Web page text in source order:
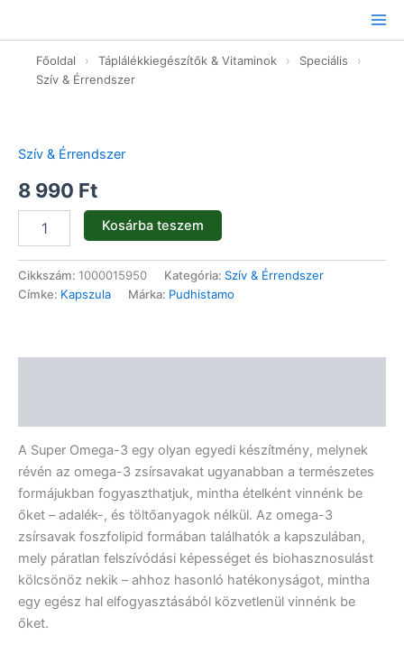
tartalomhoz
Főoldal › Táplálékkiegészítők & Vitaminok › Speciális
›
Szív & Érrendszer
Szív & Érrendszer
8 990 Ft
kapszula
-
60db
mennyiség
Kosárba teszem
Cikkszám: 1000015950 Kategória: Szív & Érrendszer
Címke: Kapszula Márka: Pudhistamo
A Super Omega-3 egy olyan egyedi készítmény, melynek
révén az omega-3 zsírsavakat ugyanabban a természetes
formájukban fogyaszthatjuk, mintha ételként vinnénk be
őket – adalék-, és töltőanyagok nélkül. Az omega-3
zsírsavak foszfolipid formában találhatók a kapszulában,
mely páratlan felszívódási képességet és biohasznosulást
kölcsönöz nekik – ahhoz hasonló hatékonyságot, mintha
egy egész hal elfogyasztásából közvetlenül vinnénk be
őket.